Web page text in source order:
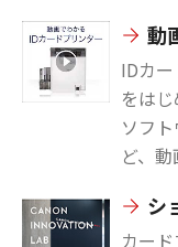
動
IDカ
をは
ソフ
ど、
シ
カー